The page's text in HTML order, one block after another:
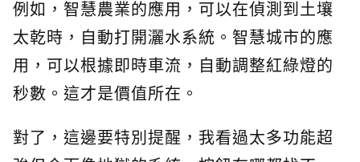
例如，智慧農業的應用，可以在偵測到土壤
太乾時，自動打開灑水系統。智慧城市的應
用，可以根據即時車流，自動調整紅綠燈的
秒數。這才是價值所在。
對了，這邊要特別提醒，我看過太多功能超